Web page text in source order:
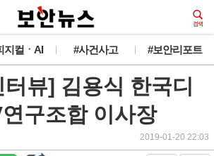
지컬ㆍAI #사건사고 #보안리포트
뷰] 김용식 한국디
구조합 이사장
2019-01-20 22:03